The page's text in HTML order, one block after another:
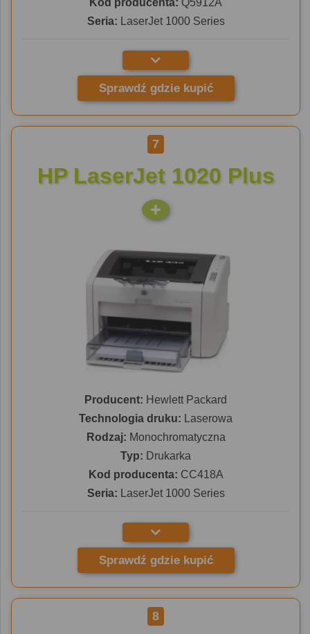
Seria: LaserJet 1000 Series
Sprawdź gdzie kupić
7
HP LaserJet 1020 Plus
Producent: Hewlett Packard
Technologia druku: Laserowa
Rodzaj: Monochromatyczna
Typ: Drukarka
Kod producenta: CC418A
Seria: LaserJet 1000 Series
Sprawdź gdzie kupić
8